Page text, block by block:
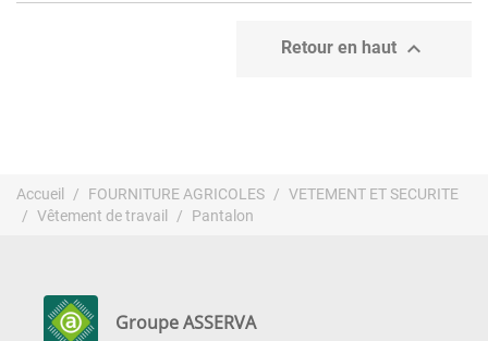
Retour en haut 
Accueil FOURNITURE AGRICOLES
VETEMENT ET SECURITE
Vêtement de travail
Pantalon
Groupe ASSERVA